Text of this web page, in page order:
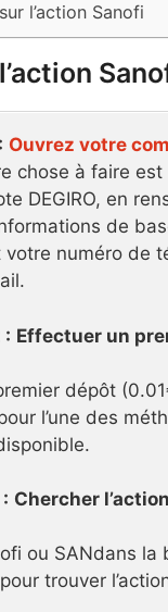
l’action Sanofi
Ouvrez votre
chose à faire
DEGIRO, en
de
votre numéro de
: Effectuer un
dépôt
l’une des
Chercher
ou SANdans la
trouver